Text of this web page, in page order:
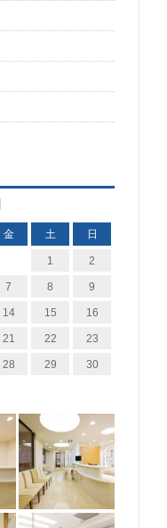
金 土 日
1 2
7 8 9
14 15 16
21 22 23
28 29 30